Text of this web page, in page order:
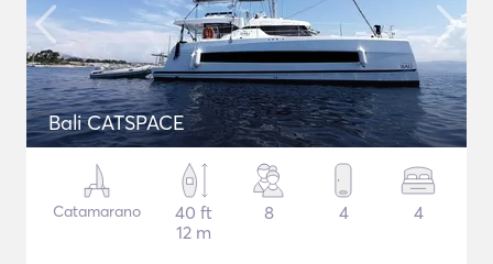
Bali CATSPACE
Catamarano
40 ft
12 m
8 4 4